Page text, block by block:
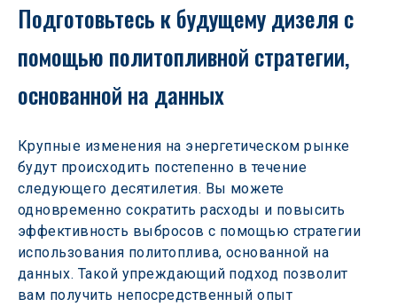
Подготовьтесь к будущему дизеля с
помощью политопливной стратегии,
основанной на данных
Крупные изменения на энергетическом рынке
будут происходить постепенно в течение
следующего десятилетия. Вы можете
одновременно сократить расходы и повысить
эффективность выбросов с помощью стратегии
использования политоплива, основанной на
данных. Такой упреждающий подход позволит
вам получить непосредственный опыт